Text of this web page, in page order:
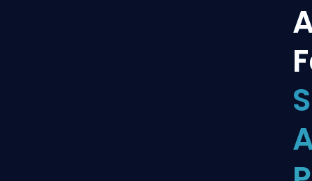
Division
Coaching
Teammate